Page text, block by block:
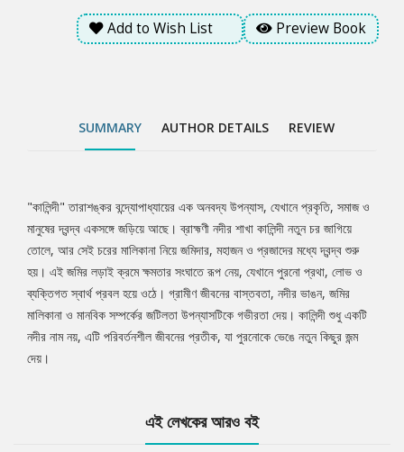
জীবনের প্রতীক, যা পুরনোকে ভেঙে নতুন কিছুর জন্ম দেয়।
Add to Wish List Preview Book
SUMMARY AUTHOR DETAILS REVIEW
Tab
Article
"কালিন্দী" তারাশঙ্কর বন্দ্যোপাধ্যায়ের এক অনবদ্য উপন্যাস, যেখানে প্রকৃতি, সমাজ ও
মানুষের দ্বন্দ্ব একসঙ্গে জড়িয়ে আছে। ব্রাহ্মণী নদীর শাখা কালিন্দী নতুন চর জাগিয়ে
তোলে, আর সেই চরের মালিকানা নিয়ে জমিদার, মহাজন ও প্রজাদের মধ্যে দ্বন্দ্ব শুরু
হয়। এই জমির লড়াই ক্রমে ক্ষমতার সংঘাতে রূপ নেয়, যেখানে পুরনো প্রথা, লোভ ও
ব্যক্তিগত স্বার্থ প্রবল হয়ে ওঠে। গ্রামীণ জীবনের বাস্তবতা, নদীর ভাঙন, জমির
মালিকানা ও মানবিক সম্পর্কের জটিলতা উপন্যাসটিকে গভীরতা দেয়। কালিন্দী শুধু একটি
নদীর নাম নয়, এটি পরিবর্তনশীল জীবনের প্রতীক, যা পুরনোকে ভেঙে নতুন কিছুর জন্ম
দেয়।
এই লেখকের আরও বই